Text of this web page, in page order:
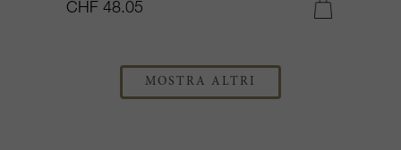
CHF 48.05
MOSTRA ALTRI